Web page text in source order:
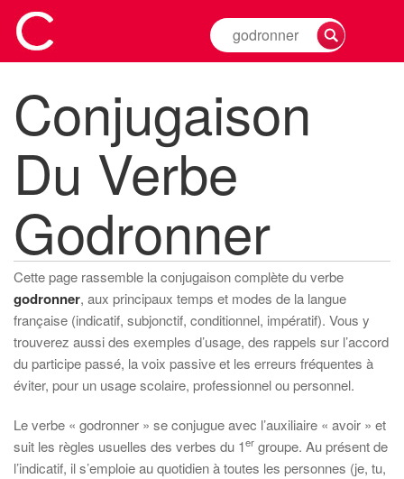
Rechercher
la
d'un
verbe
Conjugaison
Du Verbe
Godronner
Cette page rassemble la conjugaison complète du verbe
godronner, aux principaux temps et modes de la langue
française (indicatif, subjonctif, conditionnel, impératif). Vous y
trouverez aussi des exemples d’usage, des rappels sur l’accord
du participe passé, la voix passive et les erreurs fréquentes à
éviter, pour un usage scolaire, professionnel ou personnel.
Le verbe « godronner » se conjugue avec l’auxiliaire « avoir » et
suit les règles usuelles des verbes du 1er groupe. Au présent de
l’indicatif, il s’emploie au quotidien à toutes les personnes (je, tu,